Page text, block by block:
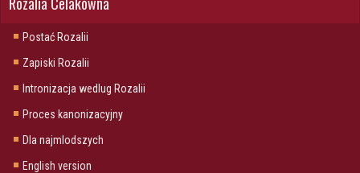
Postać Rozalii
Zapiski Rozalii
Intronizacja wedlug Rozalii
Proces kanonizacyjny
Dla najmlodszych
English version